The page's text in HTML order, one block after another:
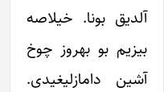
آلدیق بونا. خیلاصه
بیزیم بو بهروز چوخ
آشین دامازلیغیدی.